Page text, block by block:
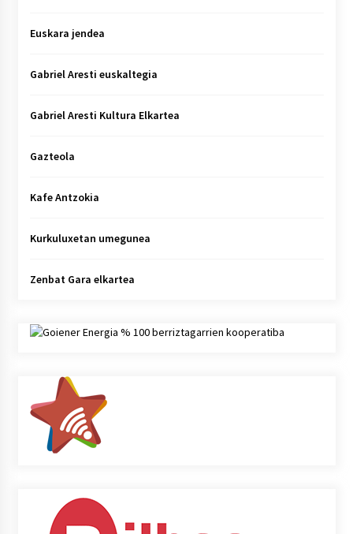
Euskara jendea
Gabriel Aresti euskaltegia
Gabriel Aresti Kultura Elkartea
Gazteola
Kafe Antzokia
Kurkuluxetan umegunea
Zenbat Gara elkartea